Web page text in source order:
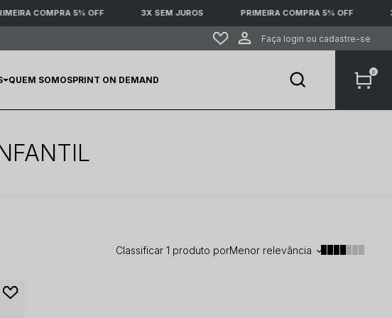
COMPRA 5% OFF 3X SEM JUROS PRIMEIRA COMPRA 5% OFF
QUEM SOMOSPRINT ON DEMAND
0
Classificar 1 produto porMenor relevância